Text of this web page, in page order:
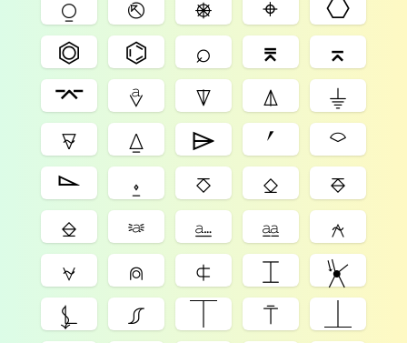
⍜
⎋ ⎈ ⌖
⎔
⏣
⌬ ⌕ ⌆
⌅
⌤
⎀ ⍒ ⍋
⏚
⍫
⍙ ⌲ ⎖
⌔
⌳
⍚ ⎏ ⎐
⎑
⎒
⎃ ⎁ ⎂
⍲
⍱
⍝ ⍧ ⌶
⏧
⍼
⎎ ⏉ ⍑